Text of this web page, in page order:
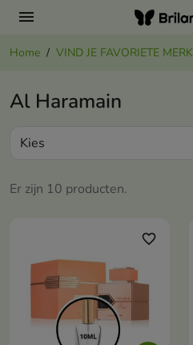
menu
Home VIND JE FAVORIETE MERK
Al Haramain
Er zijn 10 producten.
Kies
favorite_border